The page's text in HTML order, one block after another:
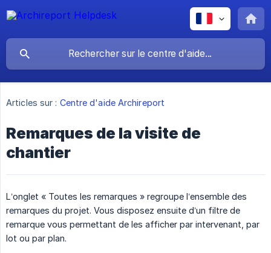
Articles sur : Centre d'aide Archireport
Remarques de la visite de
chantier
L’onglet « Toutes les remarques » regroupe l’ensemble des
remarques du projet. Vous disposez ensuite d’un filtre de
remarque vous permettant de les afficher par intervenant, par
lot ou par plan.